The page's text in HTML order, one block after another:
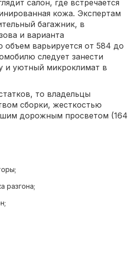
салон, где встречается
кожа. Экспертам
багажник, в
и варианта
объем варьируется от 584 до
следует занести
и уютный микроклимат в
то владельцы
сборки, жесткостью
дорожным просветом (164
разгона;